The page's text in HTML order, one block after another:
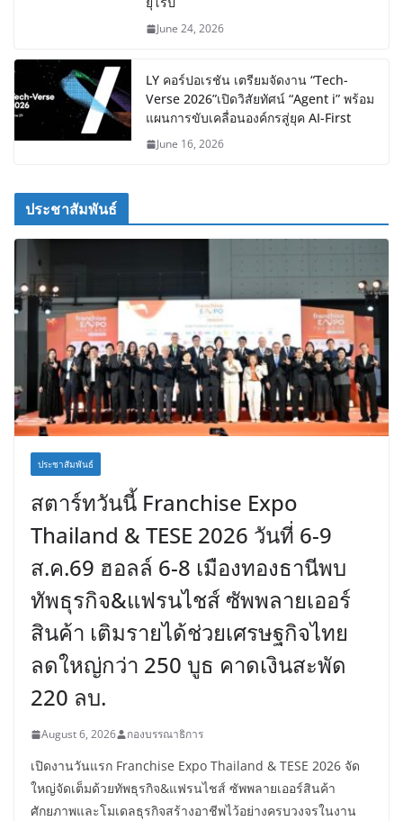
June 24, 2026
LY คอร์ปอเรชัน เตรียมจัดงาน “Tech-
Verse 2026”เปิดวิสัยทัศน์ “Agent i” พร้อม
แผนการขับเคลื่อนองค์กรสู่ยุค AI-First
June 16, 2026
ประชาสัมพันธ์
ประชาสัมพันธ์
สตาร์ทวันนี้ Franchise Expo
Thailand & TESE 2026 วันที่ 6-9
ส.ค.69 ฮอลล์ 6-8 เมืองทองธานีพบ
ทัพธุรกิจ&แฟรนไชส์ ซัพพลายเออร์
สินค้า เติมรายได้ช่วยเศรษฐกิจไทย
ลดใหญ่กว่า 250 บูธ คาดเงินสะพัด
220 ลบ.
August 6, 2026 กองบรรณาธิการ
เปิดงานวันแรก Franchise Expo Thailand & TESE 2026 จัด
ใหญ่จัดเต็มด้วยทัพธุรกิจ&แฟรนไชส์ ซัพพลายเออร์สินค้า
ศักยภาพและโมเดลธุรกิจสร้างอาชีพไว้อย่างครบวงจรในงาน